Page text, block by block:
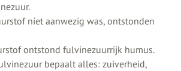
níet aanwezig was, ontstonden
ontstond fulvinezuurrijk humus.
bepaalt alles: zuiverheid,